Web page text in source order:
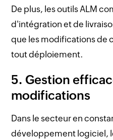
De plus, les outils ALM
d'intégration et de
que les modifications de
tout déploiement.
5. Gestion
modifications
Dans le secteur en
développement logiciel,